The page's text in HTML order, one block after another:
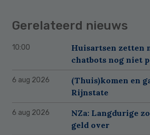
Gerelateerd nieuws
10:00
Huisartsen zetten
chatbots nog niet
6 aug 2026
(Thuis)komen en
Rijnstate
6 aug 2026
NZa: Langdurige
geld over